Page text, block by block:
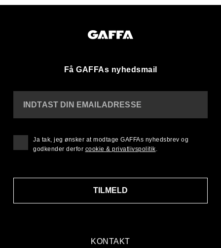
Få GAFFAs nyhedsmail
KONTAKT
INDTAST DIN EMAILADRESSE
TILMELD
Ja tak, jeg ønsker at modtage GAFFAs nyhedsbrev og
godkender derfor cookie & privatlivspolitik